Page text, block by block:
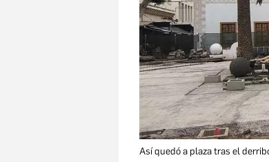
Así quedó a plaza tras el